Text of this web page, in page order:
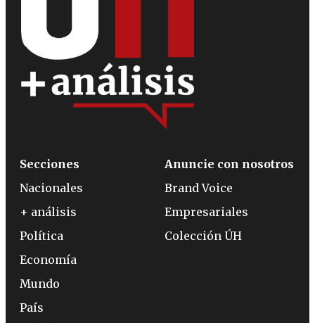
Secciones
Nacionales
+ análisis
Política
Economía
Mundo
País
Anuncie con nosotros
Brand Voice
Empresariales
Colección ÚH